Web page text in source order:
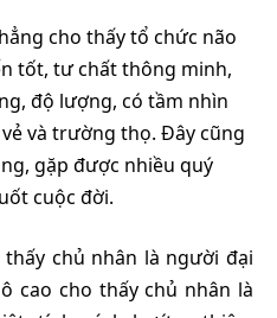
cho thấy tổ chức não
tốt, tư chất thông minh,
độ lượng, có tầm nhìn
và trường thọ. Đây cũng
gặp được nhiều quý
cuộc đời.
chủ nhân là người đại
cao cho thấy chủ nhân là